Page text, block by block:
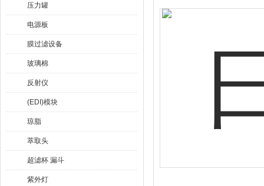
压力罐
电源板
膜过滤设备
玻璃棉
反射仪
(EDI)模块
琼脂
萃取头
超滤杯 漏斗
紫外灯